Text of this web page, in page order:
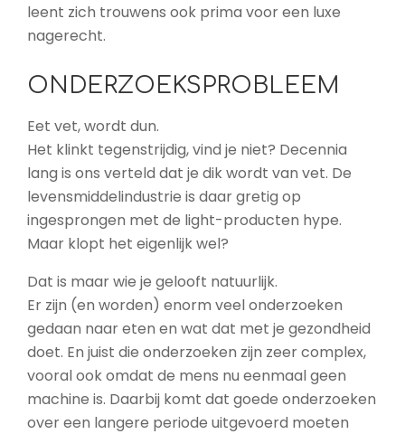
leent zich trouwens ook prima voor een luxe
nagerecht.
ONDERZOEKSPROBLEEM
Eet vet, wordt dun.
Het klinkt tegenstrijdig, vind je niet? Decennia
lang is ons verteld dat je dik wordt van vet. De
levensmiddelindustrie is daar gretig op
ingesprongen met de light-producten hype.
Maar klopt het eigenlijk wel?
Dat is maar wie je gelooft natuurlijk.
Er zijn (en worden) enorm veel onderzoeken
gedaan naar eten en wat dat met je gezondheid
doet. En juist die onderzoeken zijn zeer complex,
vooral ook omdat de mens nu eenmaal geen
machine is. Daarbij komt dat goede onderzoeken
over een langere periode uitgevoerd moeten